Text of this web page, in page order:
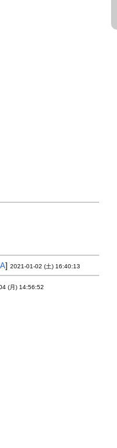
] 2021-01-02 (土) 16:40:13
(月) 14:56:52